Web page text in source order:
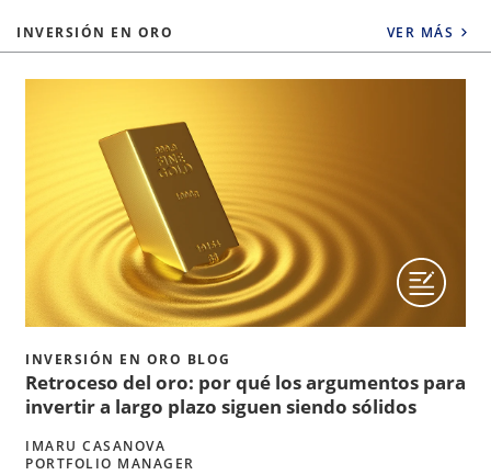
INVERSIÓN EN ORO VER MÁS
INVERSIÓN EN ORO BLOG
Retroceso del oro: por qué los argumentos para
invertir a largo plazo siguen siendo sólidos
IMARU CASANOVA
PORTFOLIO MANAGER